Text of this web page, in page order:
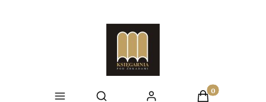
Otwórz wyszukiwarkę Produkty w